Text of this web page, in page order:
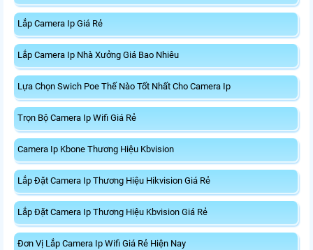
Lắp Camera Ip Giá Rẻ
Lắp Camera Ip Nhà Xưởng Giá Bao Nhiêu
Lựa Chọn Swich Poe Thế Nào Tốt Nhất Cho Camera Ip
Trọn Bộ Camera Ip Wifi Giá Rẻ
Camera Ip Kbone Thương Hiệu Kbvision
Lắp Đặt Camera Ip Thương Hiệu Hikvision Giá Rẻ
Lắp Đặt Camera Ip Thương Hiệu Kbvision Giá Rẻ
Đơn Vị Lắp Camera Ip Wifi Giá Rẻ Hiện Nay